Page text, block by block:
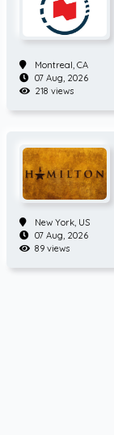
Montreal, CA
07 Aug, 2026
218 views
New York, US
07 Aug, 2026
89 views